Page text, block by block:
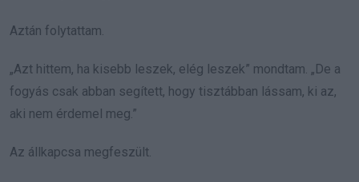
Aztán folytattam.
„Azt hittem, ha kisebb leszek, elég leszek” mondtam. „De a
fogyás csak abban segített, hogy tisztábban lássam, ki az,
aki nem érdemel meg.”
Az állkapcsa megfeszült.